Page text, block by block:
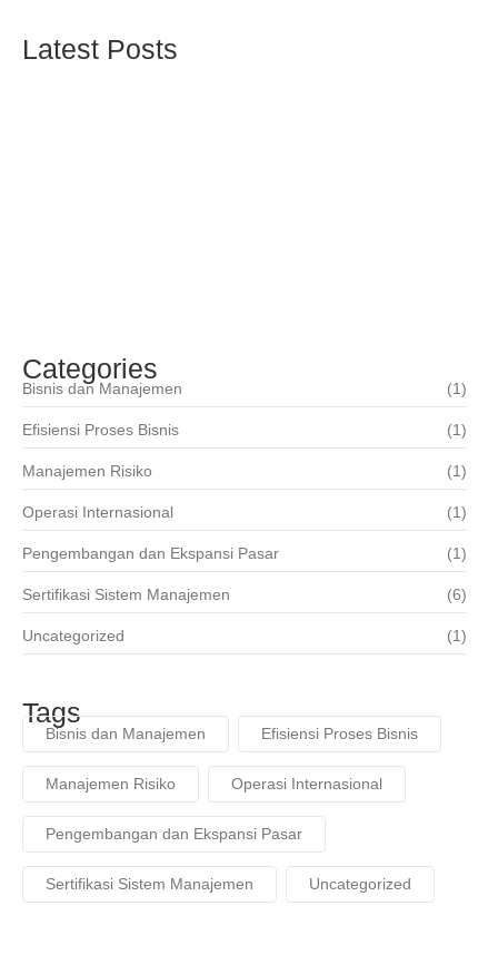
Latest Posts
Categories
Bisnis dan Manajemen (1)
Efisiensi Proses Bisnis (1)
Manajemen Risiko (1)
Operasi Internasional (1)
Pengembangan dan Ekspansi Pasar (1)
Sertifikasi Sistem Manajemen (6)
Uncategorized (1)
Tags
Bisnis dan Manajemen Efisiensi Proses Bisnis
Manajemen Risiko Operasi Internasional
Pengembangan dan Ekspansi Pasar
Sertifikasi Sistem Manajemen Uncategorized